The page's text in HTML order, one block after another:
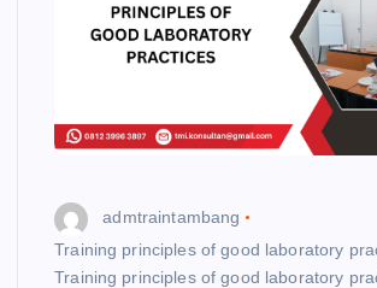
admtraintambang
Training principles of good laboratory
Training principles of good laboratory